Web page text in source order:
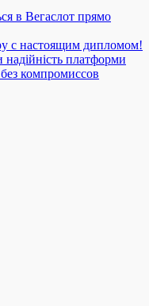
в Вегаслот прямо
с настоящим дипломом!
надійність платформи
компромиссов